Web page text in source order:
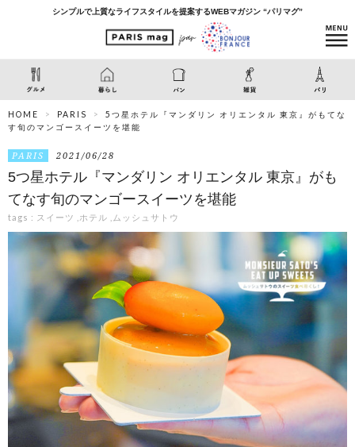
シンプルで上質なライフスタイルを提案するWEBマガジン “パリマグ”
HOME PARIS
5つ星ホテル『マンダリン オリエンタル 東京』がもてな
す旬のマンゴースイーツを堪能
PARIS 2021/06/28
5つ星ホテル『マンダリン オリエンタル 東京』がも
てなす旬のマンゴースイーツを堪能
tags : スイーツ ホテル ムッシュサトウ